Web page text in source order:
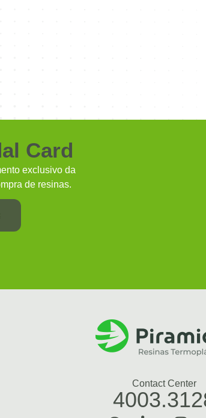
Card
exclusivo da
de resinas.
Contact Center